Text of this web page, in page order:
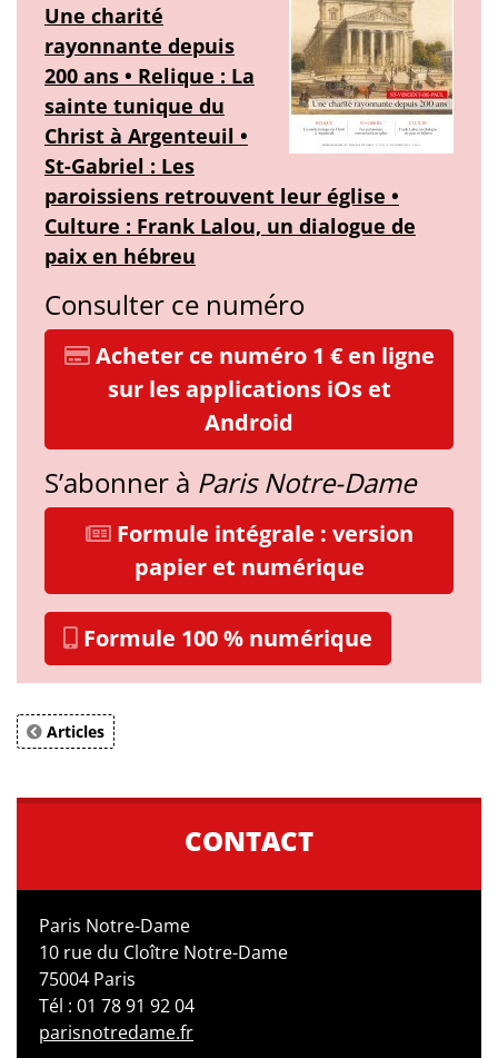
Une charité
rayonnante depuis
200 ans • Relique : La
sainte tunique du
Christ à Argenteuil •
St-Gabriel : Les
paroissiens retrouvent leur église •
Culture : Frank Lalou, un dialogue de
paix en hébreu
Consulter ce numéro
Acheter ce numéro 1 € en ligne
sur les applications iOs et
Android
S’abonner à Paris Notre-Dame
Formule intégrale : version
papier et numérique
Formule 100 % numérique
Articles
CONTACT
Paris Notre-Dame
10 rue du Cloître Notre-Dame
75004 Paris
Tél : 01 78 91 92 04
parisnotredame.fr